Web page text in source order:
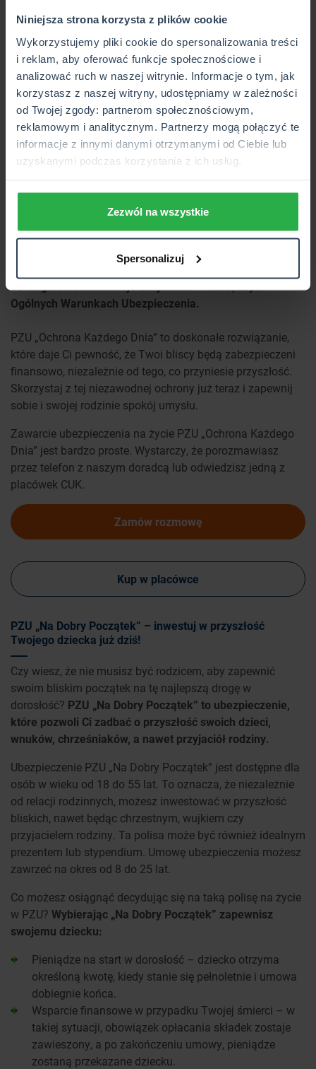
Niniejsza strona korzysta z plików cookie
Wykorzystujemy pliki cookie do spersonalizowania treści
i reklam, aby oferować funkcje społecznościowe i
analizować ruch w naszej witrynie. Informacje o tym, jak
korzystasz z naszej witryny, udostępniamy w zależności
od Twojej zgody: partnerom społecznościowym,
reklamowym i analitycznym. Partnerzy mogą połączyć te
informacje z innymi danymi otrzymanymi od Ciebie lub
uzyskanymi podczas korzystania z ich usług.
Zezwól na wszystkie
Spersonalizuj
Dlaczego warto wybrać ubezpieczenie PZU „Ochrona
Każdego Dnia”?
Otrzymujesz gwarancję wypłaty z góry określonej
kwoty (sumy ubezpieczenia) niezależnie od sytuacji na
rynkach finansowych.
Pieniądze z ubezpieczenia trafią do Twoich bliskich
(wskazanych w polisie), eliminując potrzebę
postępowania spadkowego.
świecie.
Wypłata z polisy jest zwolniona z podatku od spadków
istnieją sytuacje, w których ochrona
ubezpieczeniowa może być ograniczona lub wyłączona.
Ogólnych Warunkach Ubezpieczenia.
PZU „Ochrona Każdego Dnia” to doskonałe rozwiązanie,
które daje Ci pewność, że Twoi bliscy będą zabezpieczeni
finansowo, niezależnie od tego, co przyniesie przyszłość.
Skorzystaj z tej niezawodnej ochrony już teraz i zapewnij
sobie i swojej rodzinie spokój umysłu.
Zawarcie ubezpieczenia na życie PZU „Ochrona Każdego
Dnia” jest bardzo proste. Wystarczy, że porozmawiasz
przez telefon z naszym doradcą lub odwiedzisz jedną z
placówek CUK.
Zamów rozmowę
Kup w placówce
PZU „Na Dobry Początek” – inwestuj w przyszłość
Twojego dziecka już dziś!
Czy wiesz, że nie musisz być rodzicem, aby zapewnić
swoim bliskim początek na tę najlepszą drogę w
dorosłość? PZU „Na Dobry Początek” to ubezpieczenie,
które pozwoli Ci zadbać o przyszłość swoich dzieci,
wnuków, chrześniaków, a nawet przyjaciół rodziny.
Ubezpieczenie PZU „Na Dobry Początek” jest dostępne dla
osób w wieku od 18 do 55 lat. To oznacza, że niezależnie
od relacji rodzinnych, możesz inwestować w przyszłość
bliskich, nawet będąc chrzestnym, wujkiem czy
przyjacielem rodziny. Ta polisa może być również idealnym
prezentem lub stypendium. Umowę ubezpieczenia możesz
zawrzeć na okres od 8 do 25 lat.
Co możesz osiągnąć decydując się na taką polisę na życie
w PZU? Wybierając „Na Dobry Początek” zapewnisz
swojemu dziecku:
Pieniądze na start w dorosłość – dziecko otrzyma
określoną kwotę, kiedy stanie się pełnoletnie i umowa
dobiegnie końca.
Wsparcie finansowe w przypadku Twojej śmierci – w
takiej sytuacji, obowiązek opłacania składek zostaje
zawieszony, a po zakończeniu umowy, pieniądze
zostaną przekazane dziecku.